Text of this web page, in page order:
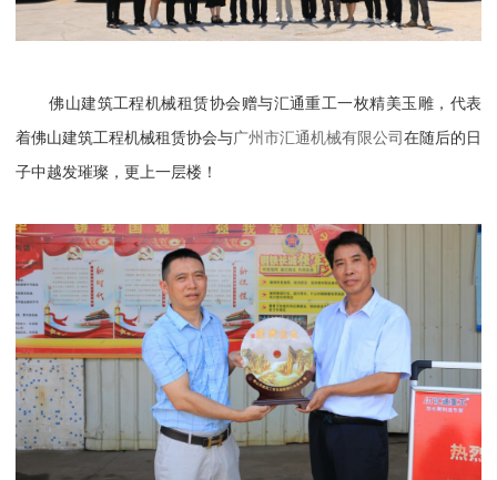
佛山建筑工程机械租赁协会赠与汇通重工一枚精美玉雕，代表
着佛山建筑工程机械租赁协会与广州市汇通机械有限公司 在随后的日
子中越发璀璨，更上一层楼！